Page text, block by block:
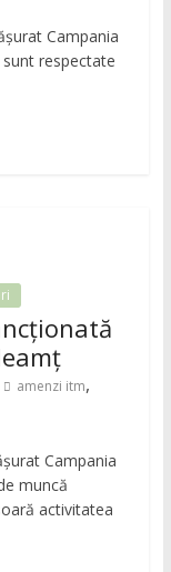
Campania
respectate
amenzi itm,
Campania
muncă
activitatea